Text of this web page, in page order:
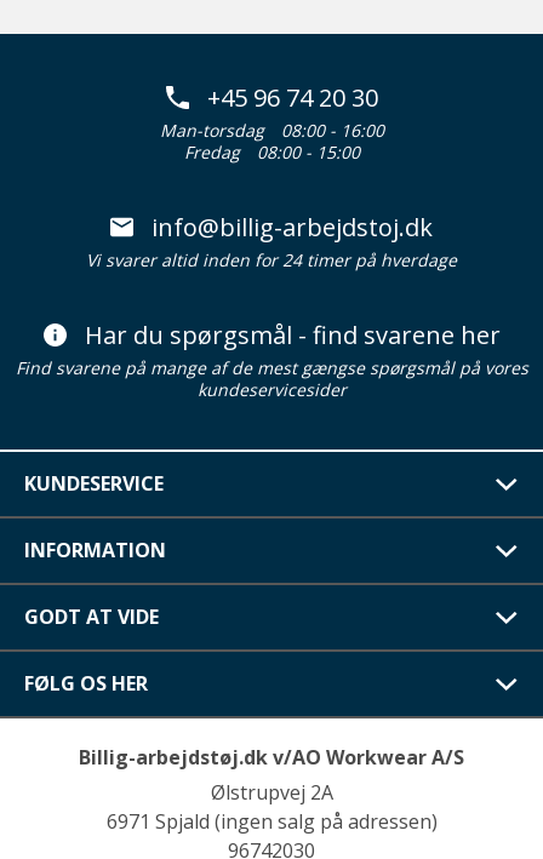
+45 96 74 20 30
Man-torsdag
08:00 - 16:00
Fredag
08:00 - 15:00
info@billig-arbejdstoj.dk
Vi svarer altid inden for 24 timer på hverdage
Har du spørgsmål - find svarene her
Find svarene på mange af de mest gængse spørgsmål på vores
kundeservicesider
KUNDESERVICE
INFORMATION
GODT AT VIDE
FØLG OS HER
Billig-arbejdstøj.dk v/AO Workwear A/S
Ølstrupvej 2A
6971 Spjald (ingen salg på adressen)
96742030